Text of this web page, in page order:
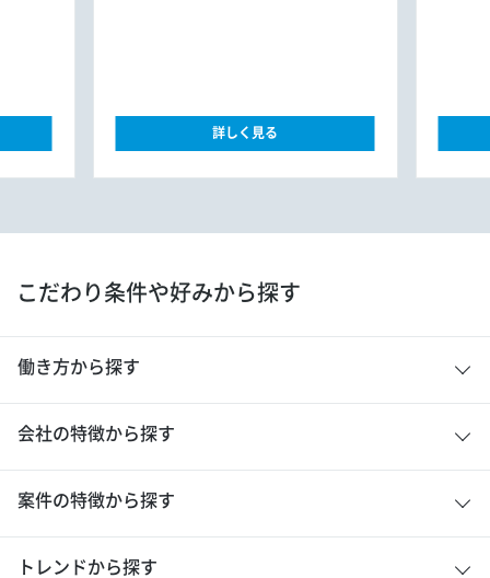
詳しく見る
こだわり条件や好みから探す
働き方から探す
会社の特徴から探す
案件の特徴から探す
トレンドから探す